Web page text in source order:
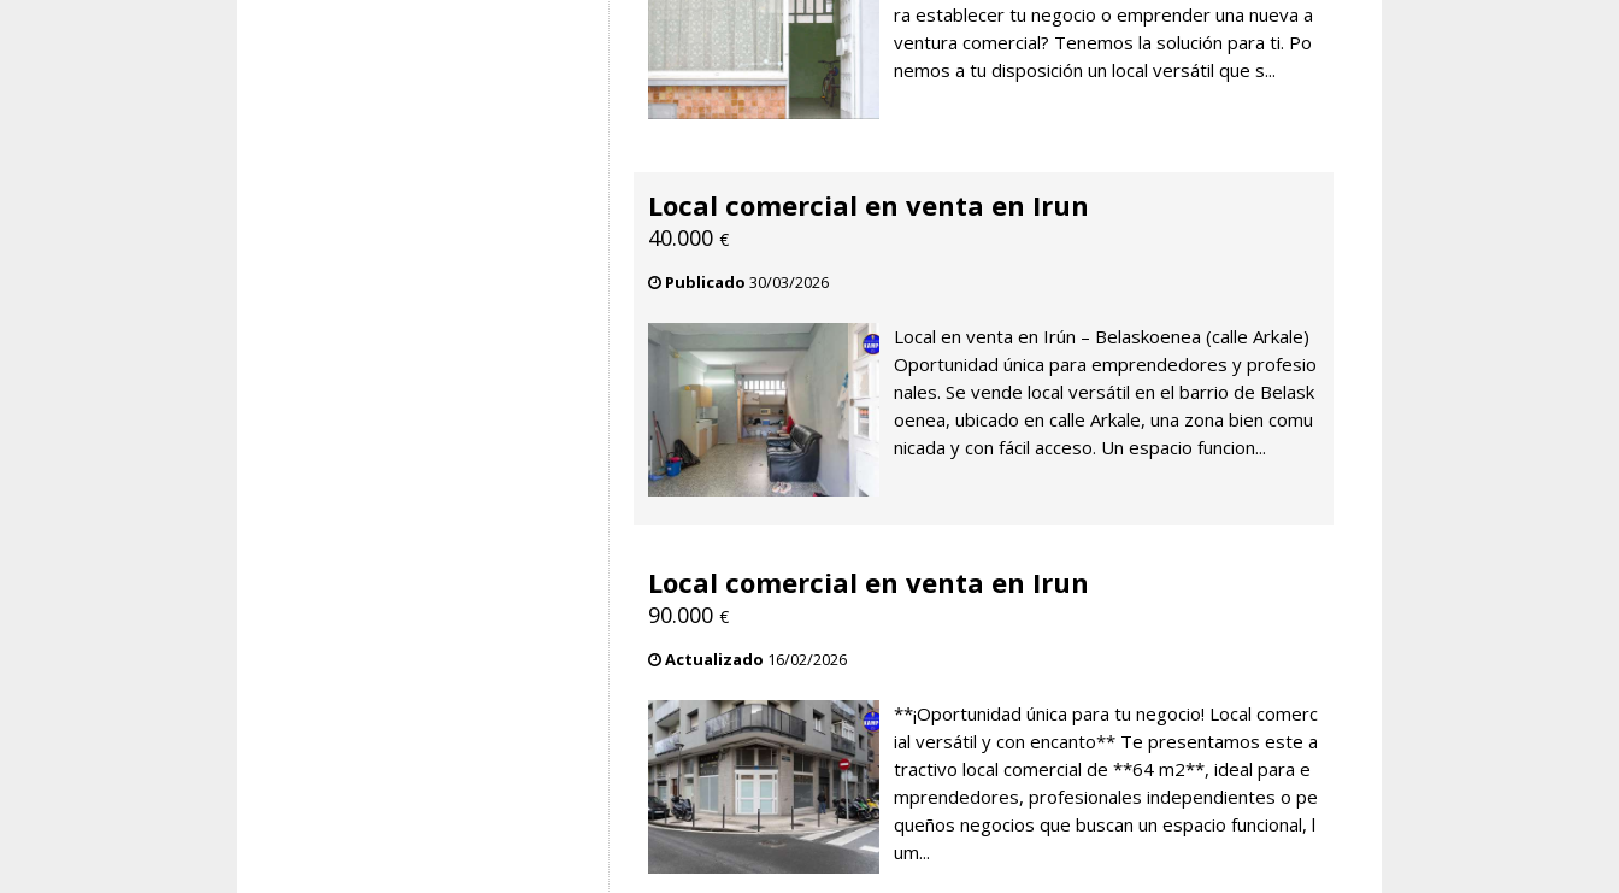
ra establecer tu negocio o emprender una nueva a
ventura comercial? Tenemos la solución para ti. Po
nemos a tu disposición un local versátil que s...
Local comercial en venta en Irun
40.000 €
Publicado 30/03/2026
Local en venta en Irún – Belaskoenea (calle Arkale)
Oportunidad única para emprendedores y profesio
nales. Se vende local versátil en el barrio de Belask
oenea, ubicado en calle Arkale, una zona bien comu
nicada y con fácil acceso. Un espacio funcion...
Local comercial en venta en Irun
90.000 €
Actualizado 16/02/2026
**¡Oportunidad única para tu negocio! Local comerc
ial versátil y con encanto** Te presentamos este a
tractivo local comercial de **64 m2**, ideal para e
mprendedores, profesionales independientes o pe
queños negocios que buscan un espacio funcional, l
um...